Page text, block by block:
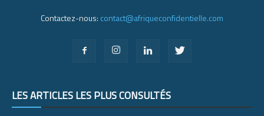
Contactez-nous: contact@afriqueconfidentielle.com
LES ARTICLES LES PLUS CONSULTÉS